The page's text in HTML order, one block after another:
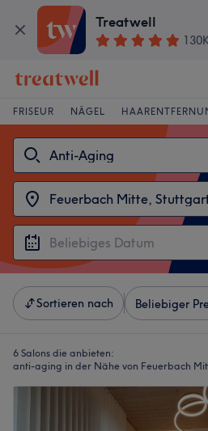
Treatwell
FRISEUR NÄGEL
Sortieren nach Beliebiger
6 Salons die anbieten:
anti-aging in der Nähe von Feuerbach